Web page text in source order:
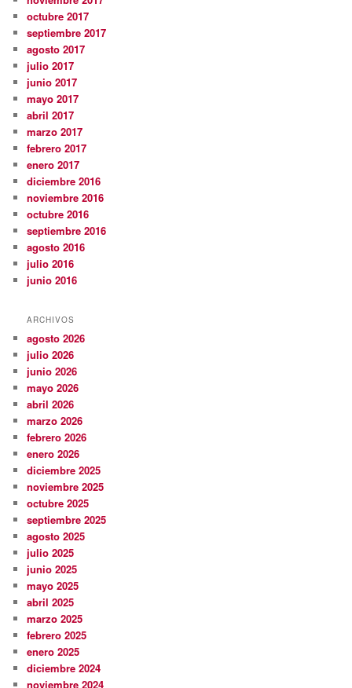
octubre 2017
septiembre 2017
agosto 2017
julio 2017
junio 2017
mayo 2017
abril 2017
marzo 2017
febrero 2017
enero 2017
diciembre 2016
noviembre 2016
octubre 2016
septiembre 2016
agosto 2016
julio 2016
junio 2016
ARCHIVOS
agosto 2026
julio 2026
junio 2026
mayo 2026
abril 2026
marzo 2026
febrero 2026
enero 2026
diciembre 2025
noviembre 2025
octubre 2025
septiembre 2025
agosto 2025
julio 2025
junio 2025
mayo 2025
abril 2025
marzo 2025
febrero 2025
enero 2025
diciembre 2024
noviembre 2024